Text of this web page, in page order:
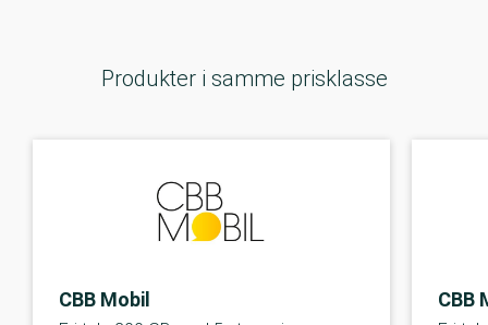
Produkter i samme prisklasse
CBB Mobil CBB